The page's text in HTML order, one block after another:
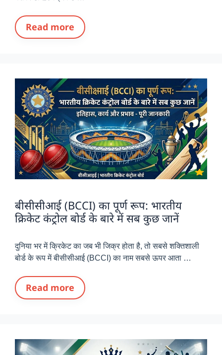
Read more
बीसीसीआई (BCCI) का पूर्ण रूप: भारतीय
क्रिकेट कंट्रोल बोर्ड के बारे में सब कुछ जानें
दुनिया भर में क्रिकेट का जब भी जिक्र होता है, तो सबसे शक्तिशाली
बोर्ड के रूप में बीसीसीआई (BCCI) का नाम सबसे ऊपर आता …
Read more